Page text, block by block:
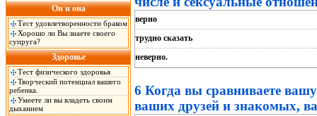
Он и она
Тест удовлетворенности браком
Хорошо ли Вы знаете своего
супруга?
Здоровье
Тест физического здоровья
Творческий потенциал вашего
ребенка.
Умеете ли вы владеть своим
дыханием
верно
трудно сказать
неверно.
6 Когда вы сравниваете
ваших друзей и знакомых,